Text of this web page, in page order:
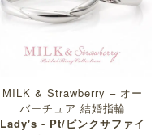
MILK & Strawberry – オー
バーチュア 結婚指輪
Lady's - Pt/ピンクサファイ